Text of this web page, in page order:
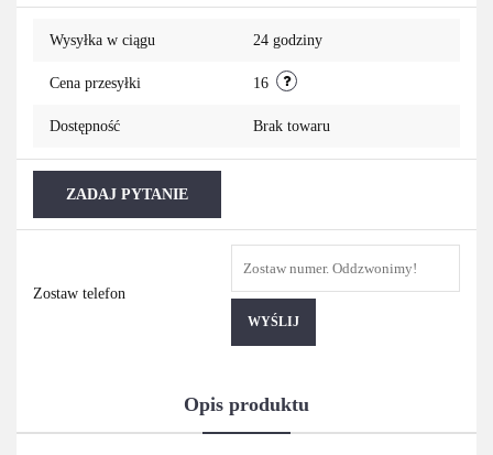
Wysyłka w ciągu 24 godziny
Cena przesyłki 16
Dostępność Brak towaru
ZADAJ PYTANIE
Zostaw telefon
WYŚLIJ
Opis produktu